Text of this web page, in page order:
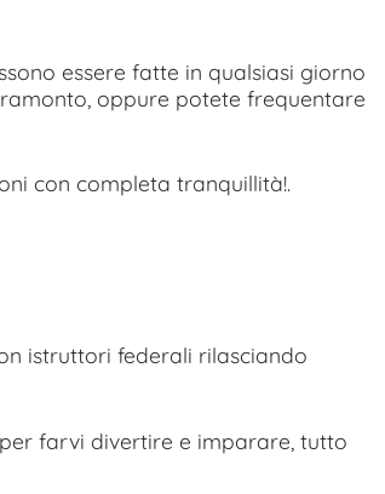
essere fatte in qualsiasi giorno
oppure potete frequentare
con completa tranquillità!.
istruttori federali rilasciando
farvi divertire e imparare, tutto